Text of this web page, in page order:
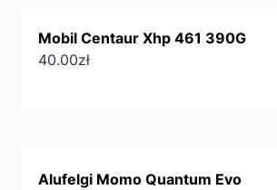
Mobil Centaur Xhp 461 390G
40.00zł
Alufelgi Momo Quantum Evo